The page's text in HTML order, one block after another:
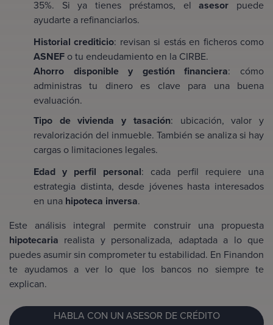
35%. Si ya tienes préstamos, elasesor puede
ayudarte a refinanciarlos.
Historial crediticio: revisan si estás en ficheros como
ASNEF o tu endeudamiento en la CIRBE.
Ahorro disponible y gestión financiera: cómo
administras tu dinero es clave para una buena
evaluación.
Tipo de vivienda y tasación: ubicación, valor y
revalorización del inmueble. También se analiza si hay
cargas o limitaciones legales.
Edad y perfil personal: cada perfil requiere una
estrategia distinta, desde jóvenes hasta interesados
en una hipoteca inversa.
Este análisis integral permite construir una propuesta
hipotecaria realista y personalizada, adaptada a lo que
puedes asumir sin comprometer tu estabilidad. En Finandon
te ayudamos a ver lo que los bancos no siempre te
explican.
HABLA CON UN ASESOR DE CRÉDITO